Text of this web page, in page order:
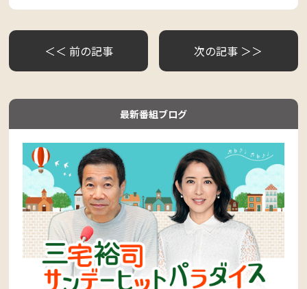
＜＜ 前の記事 次の記事 ＞＞
最新番組ブログ